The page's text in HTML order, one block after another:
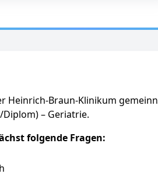
Heinrich-Braun-Klinikum
– Geriatrie.
folgende Fragen: